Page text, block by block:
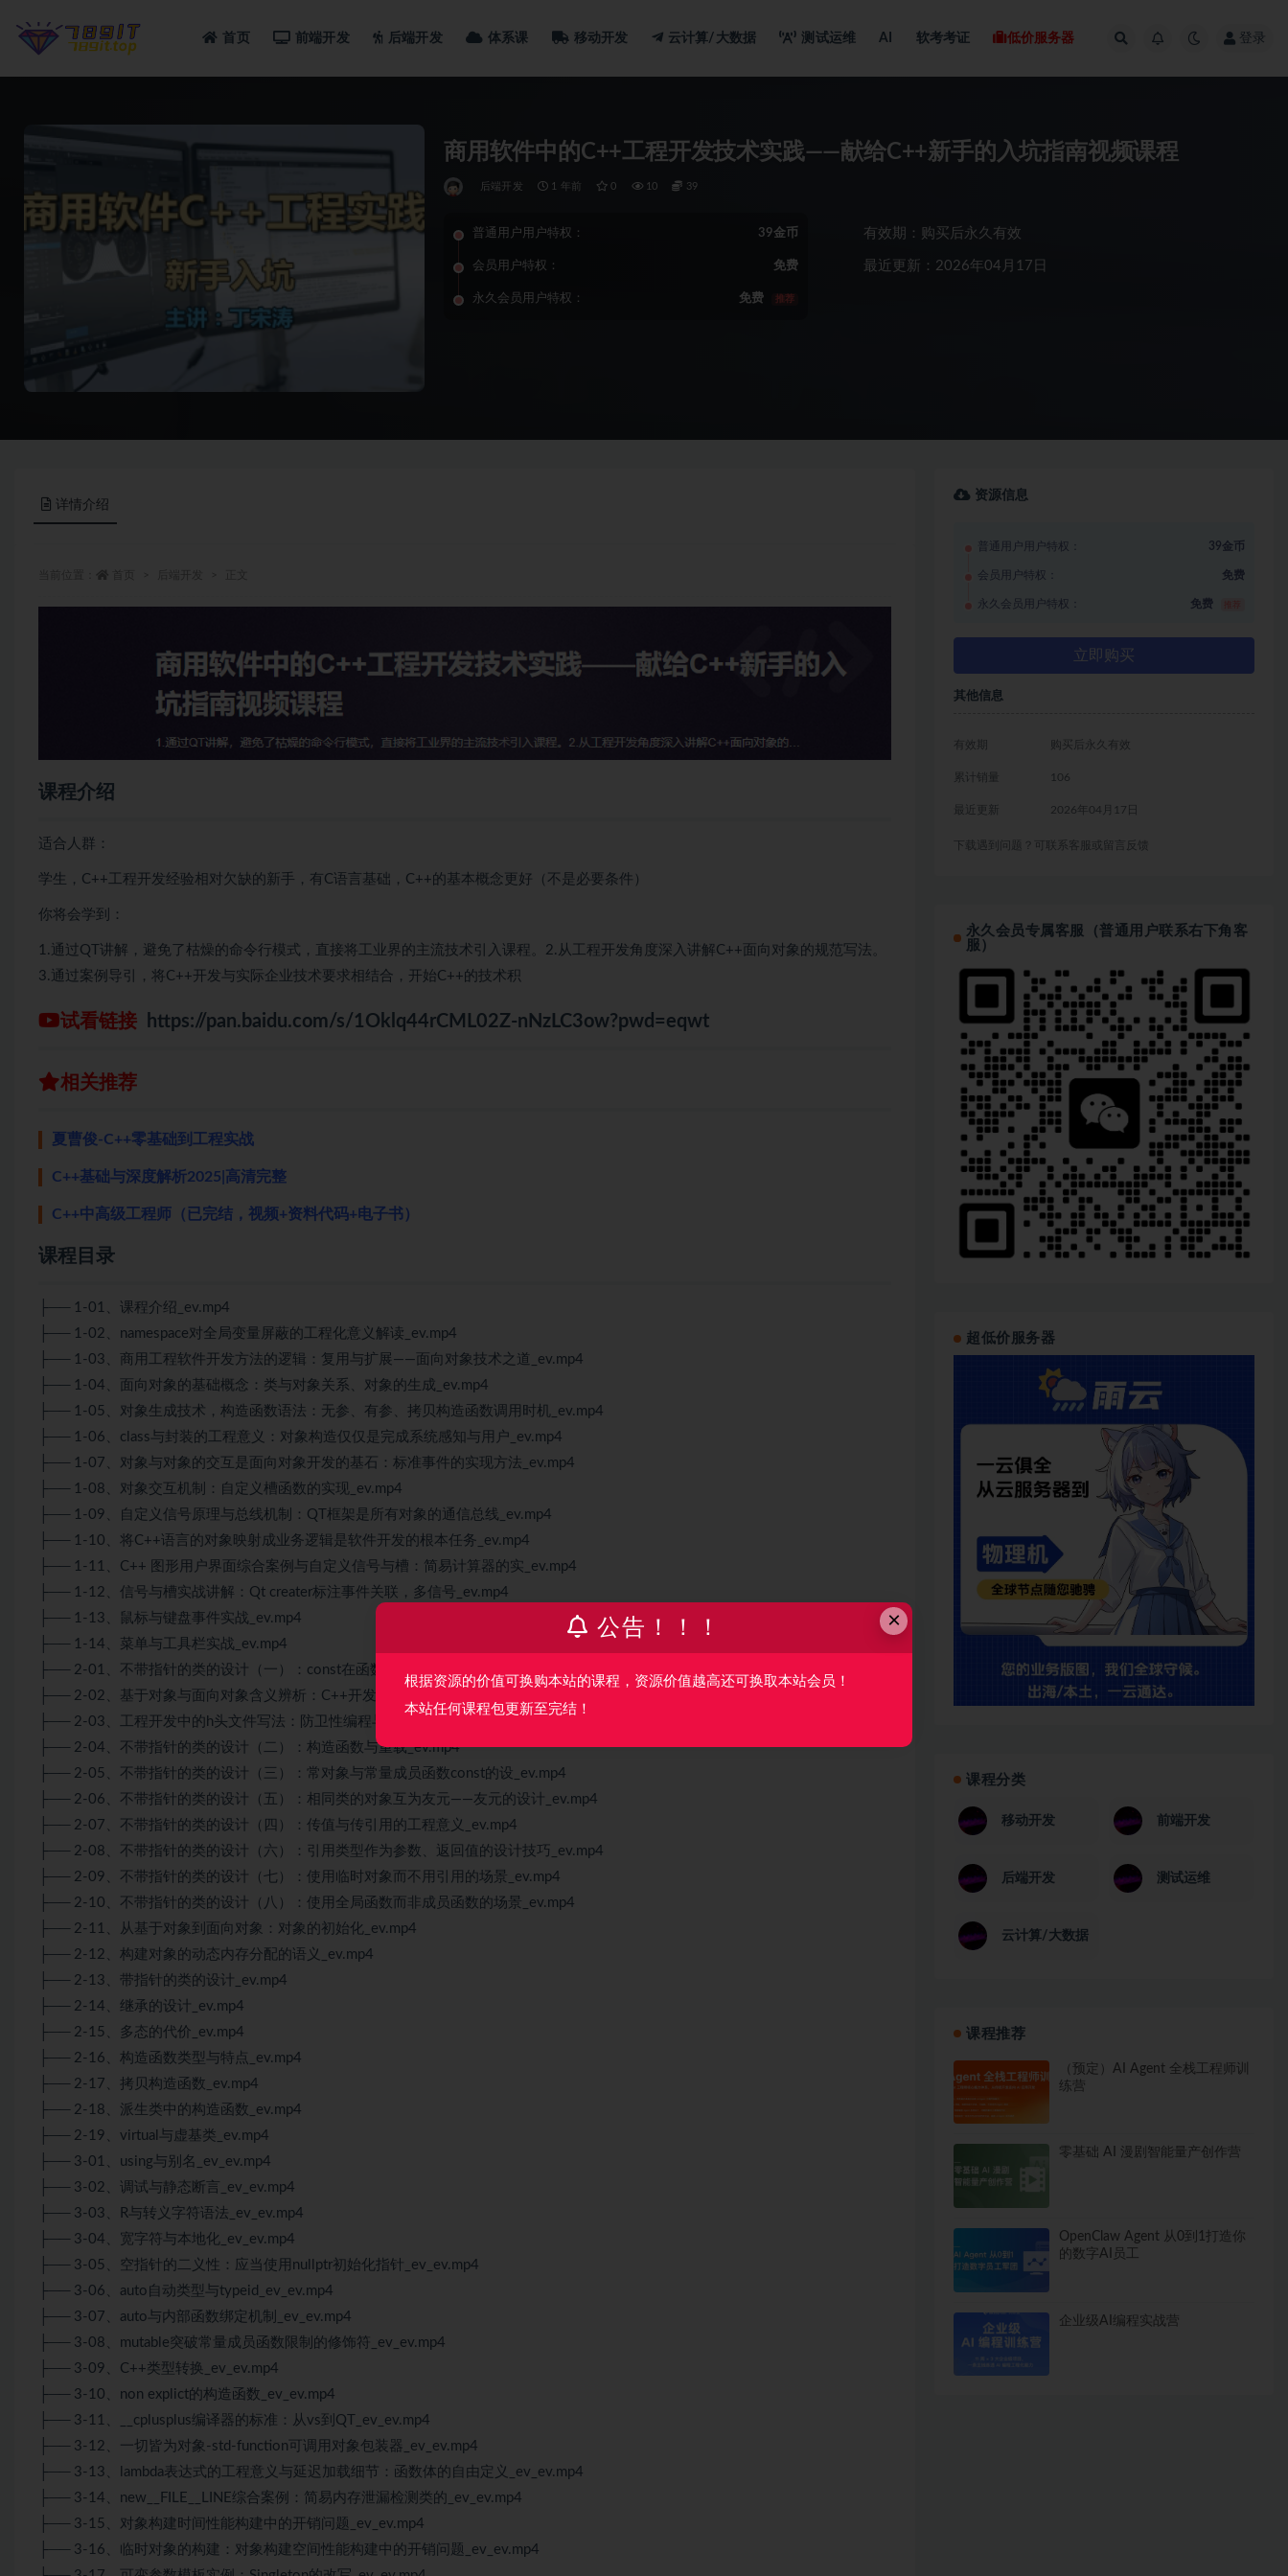
首页 前端开发 后端开发 体系课 移动开发 云计算/大数据 测试运维 AI 软考考证 低价服务器 登录
商用软件中的C++工程开发技术实践——献给C++新手的入坑指南视频课程
后端开发 1 年前 0 10 39
普通用户用户特权： 39金币
会员用户特权： 免费
永久会员用户特权： 免费 推荐
有效期：购买后永久有效
最近更新：2026年04月17日
详情介绍
课程介绍
适合人群：
学生，C++工程开发经验相对欠缺的新手，有C语言基础，C++的基本概念更好（不是必要条件）
你将会学到：
1.通过QT讲解，避免了枯燥的命令行模式，直接将工业界的主流技术引入课程。2.从工程开发角度深入讲解C++面向对象的规范写法。
3.通过案例导引，将C++开发与实际企业技术要求相结合，开始C++的技术积
试看链接 https://pan.baidu.com/s/1Oklq44rCML02Z-nNzLC3ow?pwd=eqwt
相关推荐
夏曹俊-C++零基础到工程实战
C++基础与深度解析2025|高清完整
C++中高级工程师（已完结，视频+资料代码+电子书）
课程目录
├── 1-01、课程介绍_ev.mp4
├── 1-02、namespace对全局变量屏蔽的工程化意义解读_ev.mp4
├── 1-03、商用工程软件开发方法的逻辑：复用与扩展——面向对象技术之道_ev.mp4
├── 1-04、面向对象的基础概念：类与对象关系、对象的生成_ev.mp4
├── 1-05、对象生成技术，构造函数语法：无参、有参、拷贝构造函数调用时机_ev.mp4
├── 1-06、class与封装的工程意义：对象构造仅仅是完成系统感知与用户_ev.mp4
├── 1-07、对象与对象的交互是面向对象开发的基石：标准事件的实现方法_ev.mp4
├── 1-08、对象交互机制：自定义槽函数的实现_ev.mp4
├── 1-09、自定义信号原理与总线机制：QT框架是所有对象的通信总线_ev.mp4
├── 1-10、将C++语言的对象映射成业务逻辑是软件开发的根本任务_ev.mp4
├── 1-11、C++ 图形用户界面综合案例与自定义信号与槽：简易计算器的实_ev.mp4
├── 1-12、信号与槽实战讲解：Qt creater标注事件关联，多信号_ev.mp4
├── 1-13、鼠标与键盘事件实战_ev.mp4
├── 1-14、菜单与工具栏实战_ev.mp4
├── 2-01、不带指针的类的设计（一）：const在函数体前的使用意义_ev.mp4
├── 2-02、基于对象与面向对象含义辨析：C++开发简介_ev.mp4
├── 2-03、工程开发中的h头文件写法：防卫性编程与冲突解决_ev.mp4
├── 2-04、不带指针的类的设计（二）：构造函数与重载_ev.mp4
├── 2-05、不带指针的类的设计（三）：常对象与常量成员函数const的设_ev.mp4
├── 2-06、不带指针的类的设计（五）：相同类的对象互为友元——友元的设计_ev.mp4
├── 2-07、不带指针的类的设计（四）：传值与传引用的工程意义_ev.mp4
├── 2-08、不带指针的类的设计（六）：引用类型作为参数、返回值的设计技巧_ev.mp4
├── 2-09、不带指针的类的设计（七）：使用临时对象而不用引用的场景_ev.mp4
├── 2-10、不带指针的类的设计（八）：使用全局函数而非成员函数的场景_ev.mp4
├── 2-11、从基于对象到面向对象：对象的初始化_ev.mp4
├── 2-12、构建对象的动态内存分配的语义_ev.mp4
├── 2-13、带指针的类的设计_ev.mp4
├── 2-14、继承的设计_ev.mp4
├── 2-15、多态的代价_ev.mp4
├── 2-16、构造函数类型与特点_ev.mp4
├── 2-17、拷贝构造函数_ev.mp4
├── 2-18、派生类中的构造函数_ev.mp4
├── 2-19、virtual与虚基类_ev.mp4
├── 3-01、using与别名_ev_ev.mp4
├── 3-02、调试与静态断言_ev_ev.mp4
├── 3-03、R与转义字符语法_ev_ev.mp4
├── 3-04、宽字符与本地化_ev_ev.mp4
├── 3-05、空指针的二义性：应当使用nullptr初始化指针_ev_ev.mp4
├── 3-06、auto自动类型与typeid_ev_ev.mp4
├── 3-07、auto与内部函数绑定机制_ev_ev.mp4
├── 3-08、mutable突破常量成员函数限制的修饰符_ev_ev.mp4
├── 3-09、C++类型转换_ev_ev.mp4
├── 3-10、non explict的构造函数_ev_ev.mp4
├── 3-11、__cplusplus编译器的标准：从vs到QT_ev_ev.mp4
├── 3-12、一切皆为对象-std-function可调用对象包装器_ev_ev.mp4
├── 3-13、lambda表达式的工程意义与延迟加载细节：函数体的自由定义_ev_ev.mp4
├── 3-14、new__FILE__LINE综合案例：简易内存泄漏检测类的_ev_ev.mp4
├── 3-15、对象构建时间性能构建中的开销问题_ev_ev.mp4
├── 3-16、临时对象的构建：对象构建空间性能构建中的开销问题_ev_ev.mp4
资源信息
普通用户用户特权： 39金币
会员用户特权： 免费
永久会员用户特权： 免费
立即购买
其他信息
有效期 购买后永久有效
累计销量 106
最近更新 2026年04月17日
下载遇到问题？可联系客服或留言反馈
永久会员专属客服（普通用户联系右下角客
服）
超低价服务器
课程分类
移动开发 前端开发
后端开发 测试运维
云计算/大数据
课程推荐
（预定）AI Agent 全栈工程师训
练营
零基础 AI 漫剧智能量产创作营
OpenClaw Agent 从0到1打造你
的数字AI员工
企业级AI编程实战营
×
公告！！！
根据资源的价值可换购本站的课程，资源价值越高还可换取本站会员！
本站任何课程包更新至完结！